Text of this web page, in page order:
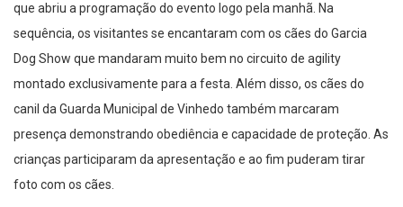
que abriu a programação do evento logo pela manhã. Na
sequência, os visitantes se encantaram com os cães do Garcia
Dog Show que mandaram muito bem no circuito de agility
montado exclusivamente para a festa. Além disso, os cães do
canil da Guarda Municipal de Vinhedo também marcaram
presença demonstrando obediência e capacidade de proteção. As
crianças participaram da apresentação e ao fim puderam tirar
foto com os cães.